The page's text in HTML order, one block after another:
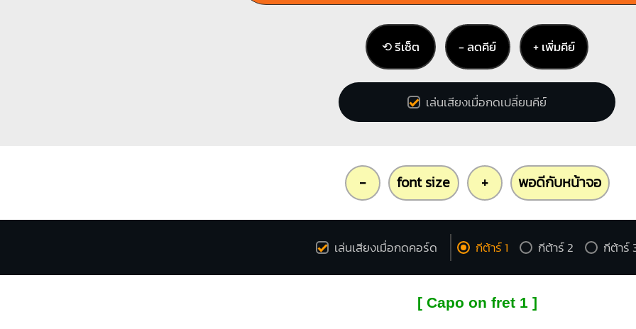
⟲ รีเซ็ต − ลดคีย์ + เพิ่มคีย์
เล่นเสียงเมื่อกดเปลี่ยนคีย์
- font size + พอดีกับหน้าจอ
เล่นเสียงเมื่อกดคอร์ด กีต้าร์ 1 กีต้าร์ 2 กีต้าร์
[ Capo on fret 1 ]